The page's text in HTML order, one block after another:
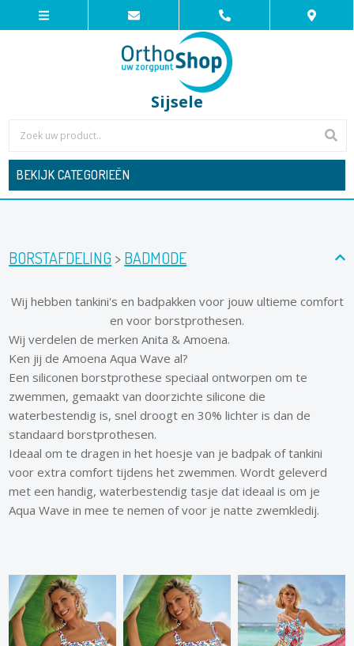
Sijsele
BEKIJK CATEGORIEËN
BORSTAFDELING >BADMODE
Wij hebben tankini's en badpakken voor jouw ultieme comfort
en voor borstprothesen.
Wij verdelen de merken Anita & Amoena.
Ken jij de Amoena Aqua Wave al?
Een siliconen borstprothese speciaal ontworpen om te
zwemmen, gemaakt van doorzichte silicone die
waterbestendig is, snel droogt en 30% lichter is dan de
standaard borstprothesen.
Ideaal om te dragen in het hoesje van je badpak of tankini
voor extra comfort tijdens het zwemmen. Wordt geleverd
met een handig, waterbestendig tasje dat ideaal is om je
Aqua Wave in mee te nemen of voor je natte zwemkledij.